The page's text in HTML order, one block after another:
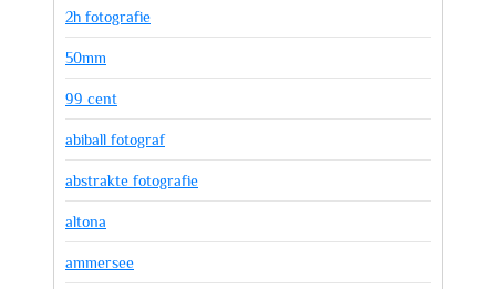
2h fotografie
50mm
99 cent
abiball fotograf
abstrakte fotografie
altona
ammersee